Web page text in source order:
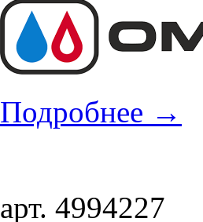
Подробнее →
арт. 4994227